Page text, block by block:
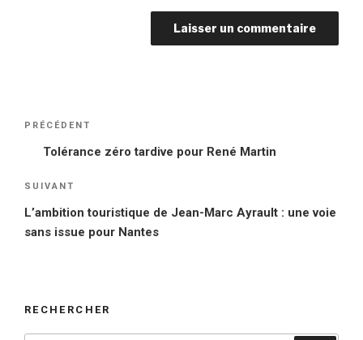
Navigation
Article
précédent
PRÉCÉDENT
Tolérance zéro tardive pour René Martin
Article
suivant
SUIVANT
L’ambition touristique de Jean-Marc Ayrault : une voie
sans issue pour Nantes
RECHERCHER